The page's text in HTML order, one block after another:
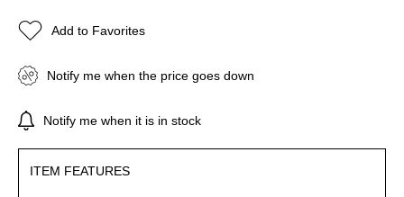
Add to Favorites
Notify me when the price goes down
Notify me when it is in stock
ITEM FEATURES